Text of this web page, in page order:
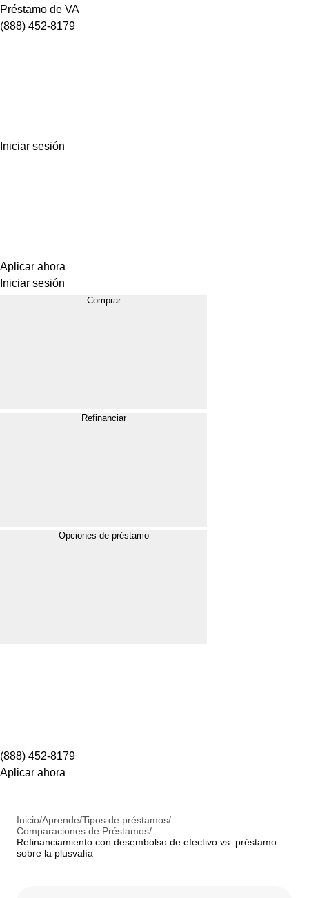
Préstamo de VA
(888) 452-8179
Iniciar sesión
Aplicar ahora
Iniciar sesión
Comprar
Refinanciar
Opciones de préstamo
(888) 452-8179
Aplicar ahora
Inicio/Aprende/Tipos de préstamos/
Comparaciones de Préstamos/
Refinanciamiento con desembolso de efectivo vs. préstamo
sobre la plusvalía